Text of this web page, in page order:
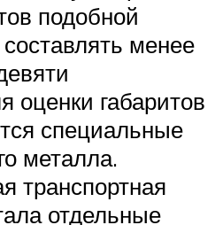
подобной
менее
оценки габаритов
специальные
металла.
транспортная
отдельные